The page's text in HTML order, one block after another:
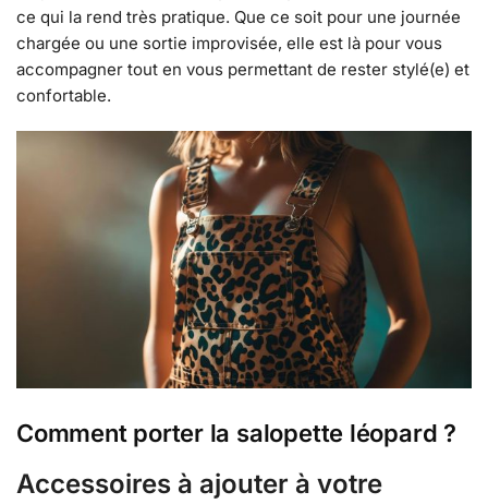
ce qui la rend très pratique. Que ce soit pour une journée
chargée ou une sortie improvisée, elle est là pour vous
accompagner tout en vous permettant de rester stylé(e) et
confortable.
Comment porter la salopette léopard ?
Accessoires à ajouter à votre